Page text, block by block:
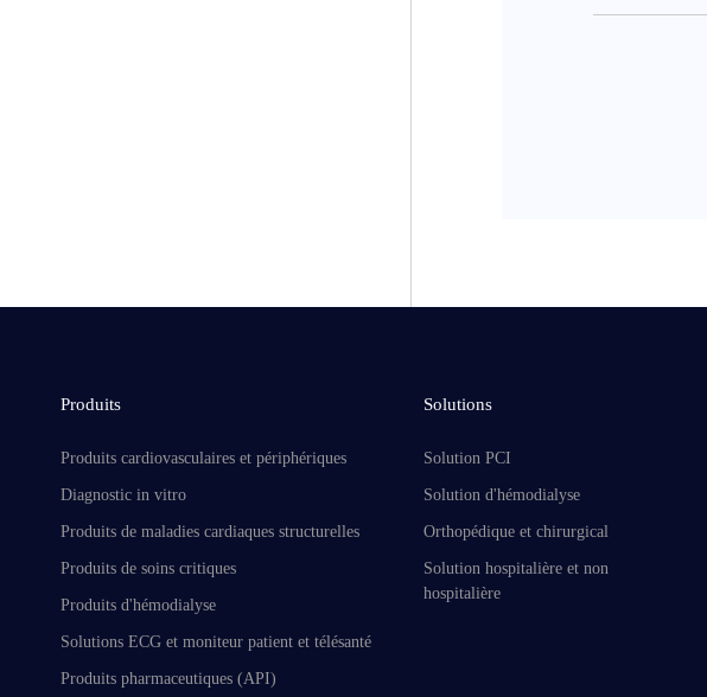
Produits
Produits cardiovasculaires et périphériques
Diagnostic in vitro
Produits de maladies cardiaques structurelles
Produits de soins critiques
Produits d'hémodialyse
Solutions ECG et moniteur patient et télésanté
Produits pharmaceutiques (API)
Solutions
Solution PCI
Solution d'hémodialyse
Orthopédique et chirurgical
Solution hospitalière et non
hospitalière